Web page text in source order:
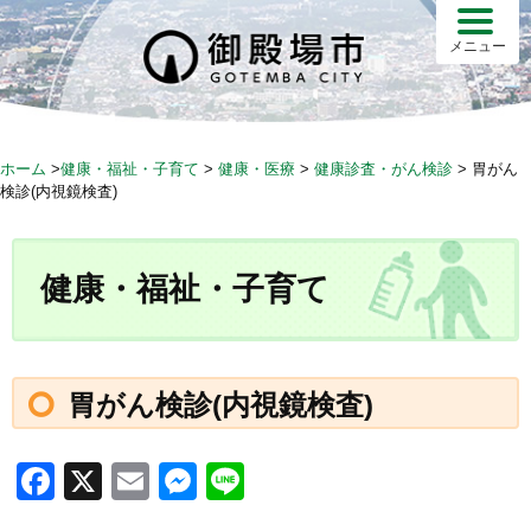
S
k
i
p
c
メニュー
ホーム >健康・福祉・子育て > 健康・医療 > 健康診査・がん検診 > 胃がん
検診(内視鏡検査)
健康・福祉・子育て
胃がん検診(内視鏡検査)
F
X
E
M